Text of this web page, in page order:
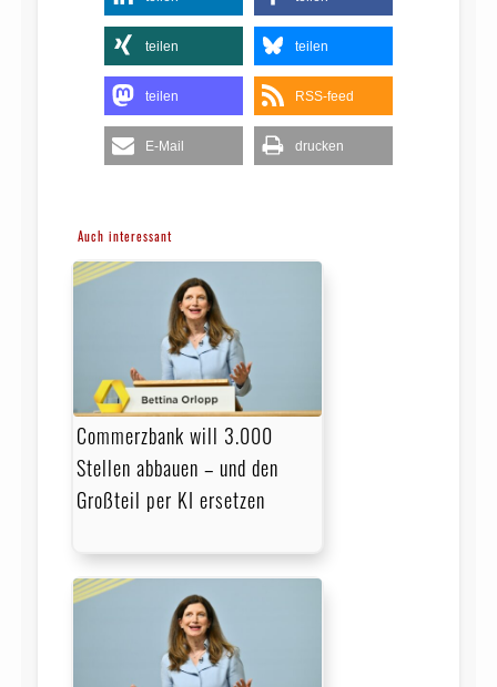
teilen teilen
teilen RSS-feed
E-Mail drucken
Auch interessant
Commerzbank will 3.000
Stellen abbauen – und den
Großteil per KI ersetzen